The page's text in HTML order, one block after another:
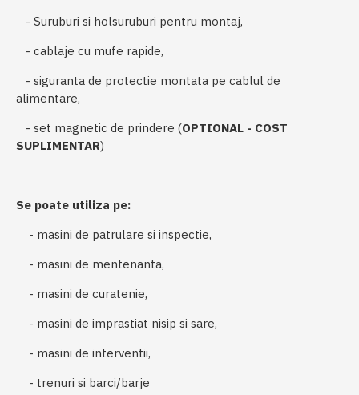
- Suruburi si holsuruburi pentru montaj,
- cablaje cu mufe rapide,
- siguranta de protectie montata pe cablul de
alimentare,
- set magnetic de prindere (OPTIONAL - COST
SUPLIMENTAR)
Se poate utiliza pe:
- masini de patrulare si inspectie,
- masini de mentenanta,
- masini de curatenie,
- masini de imprastiat nisip si sare,
- masini de interventii,
- trenuri si barci/barje